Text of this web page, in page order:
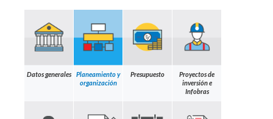
Datos generales
Planeamiento y
organización
Presupuesto
Proyectos de
inversión e
Infobras